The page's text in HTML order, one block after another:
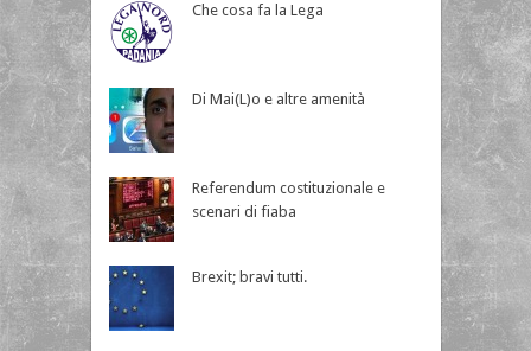
Che cosa fa la Lega
Di Mai(L)o e altre amenità
Referendum costituzionale e
scenari di fiaba
Brexit; bravi tutti.